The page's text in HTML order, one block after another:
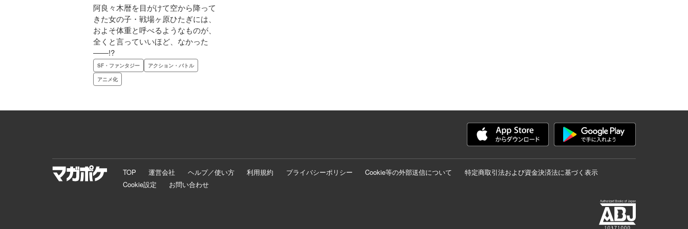
阿良々木暦を目がけて空から降って
きた女の子・戦場ヶ原ひたぎには、
およそ体重と呼べるようなものが、
全くと言っていいほど、なかった
――!?
SF・ファンタジー
アクション・バトル
アニメ化
TOP 運営会社 ヘルプ／使い方 利用規約 プライバシーポリシー Cookie等の外部送信について
特定商取引法および資金決済法に基づく表示
Cookie設定
お問い合わせ